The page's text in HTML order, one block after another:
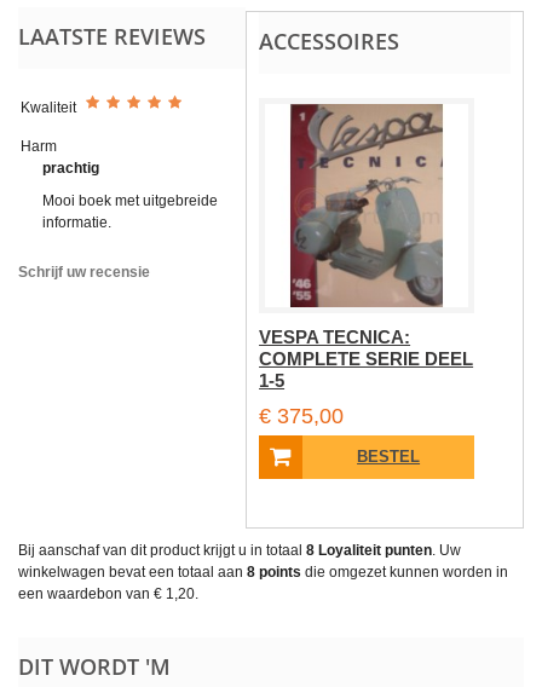
LAATSTE REVIEWS
Kwaliteit
Harm
prachtig
Mooi boek met uitgebreide
informatie.
Schrijf uw recensie
ACCESSOIRES
VESPA TECNICA:
COMPLETE SERIE DEEL
1-5
€ 375,00
BESTEL
Bij aanschaf van dit product krijgt u in totaal 8 Loyaliteit punten. Uw
winkelwagen bevat een totaal aan 8 points die omgezet kunnen worden in
een waardebon van € 1,20.
DIT WORDT 'M